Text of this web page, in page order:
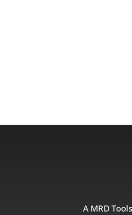
A MRD